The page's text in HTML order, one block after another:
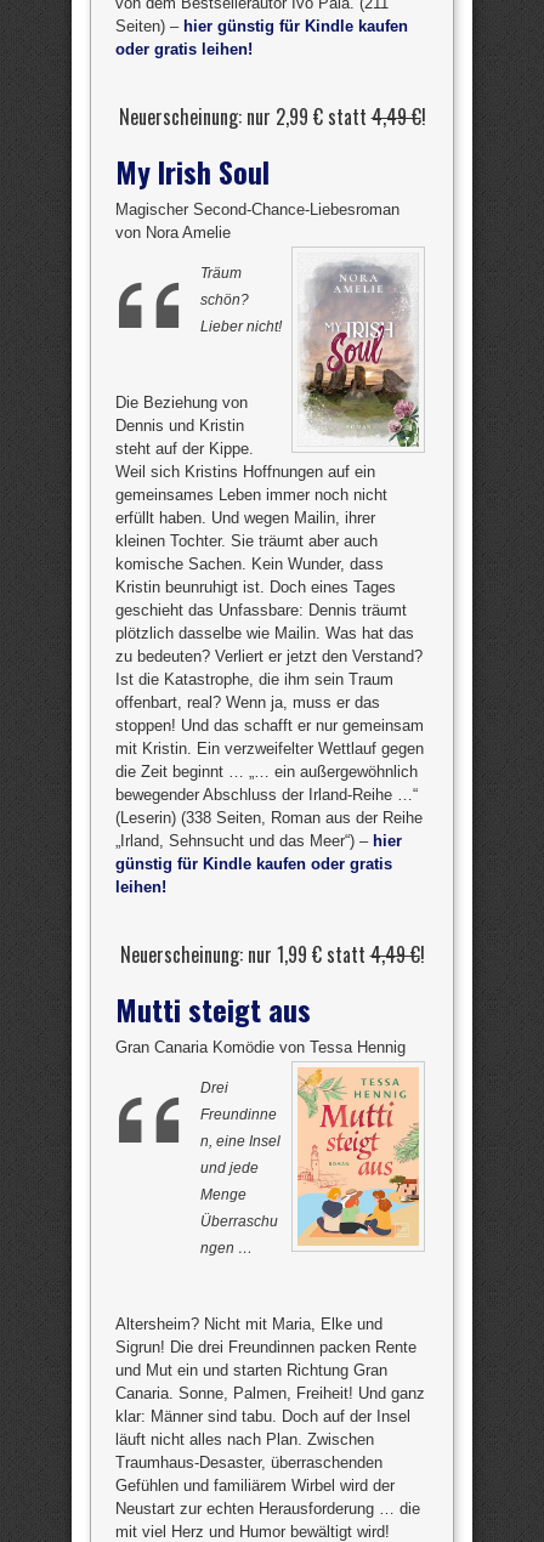
Seiten) – hier günstig für Kindle kaufen
oder gratis leihen!
Neuerscheinung: nur 2,99 € statt4,49 €!
My Irish Soul
Magischer Second-Chance-Liebesroman
von Nora Amelie
Träum
schön?
Lieber nicht!
Die Beziehung von
Dennis und Kristin
steht auf der Kippe.
Weil sich Kristins Hoffnungen auf ein
gemeinsames Leben immer noch nicht
erfüllt haben. Und wegen Mailin, ihrer
kleinen Tochter. Sie träumt aber auch
komische Sachen. Kein Wunder, dass
Kristin beunruhigt ist. Doch eines Tages
geschieht das Unfassbare: Dennis träumt
plötzlich dasselbe wie Mailin. Was hat das
zu bedeuten? Verliert er jetzt den Verstand?
Ist die Katastrophe, die ihm sein Traum
offenbart, real? Wenn ja, muss er das
stoppen! Und das schafft er nur gemeinsam
mit Kristin. Ein verzweifelter Wettlauf gegen
die Zeit beginnt … „… ein außergewöhnlich
bewegender Abschluss der Irland-Reihe …“
(Leserin) (338 Seiten, Roman aus der Reihe
„Irland, Sehnsucht und das Meer“) – hier
günstig für Kindle kaufen oder gratis
leihen!
Neuerscheinung: nur 1,99 € statt4,49 €!
Mutti steigt aus
Gran Canaria Komödie von Tessa Hennig
Drei
Freundinne
n, eine Insel
und jede
Menge
Überraschu
ngen …
Altersheim? Nicht mit Maria, Elke und
Sigrun! Die drei Freundinnen packen Rente
und Mut ein und starten Richtung Gran
Canaria. Sonne, Palmen, Freiheit! Und ganz
klar: Männer sind tabu. Doch auf der Insel
läuft nicht alles nach Plan. Zwischen
Traumhaus-Desaster, überraschenden
Gefühlen und familiärem Wirbel wird der
Neustart zur echten Herausforderung … die
mit viel Herz und Humor bewältigt wird!